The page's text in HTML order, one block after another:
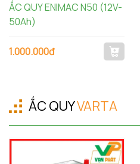
ẮC QUY ENIMAC N50 (12V-
50Ah)
1.000.000đ
ẮC QUYVARTA